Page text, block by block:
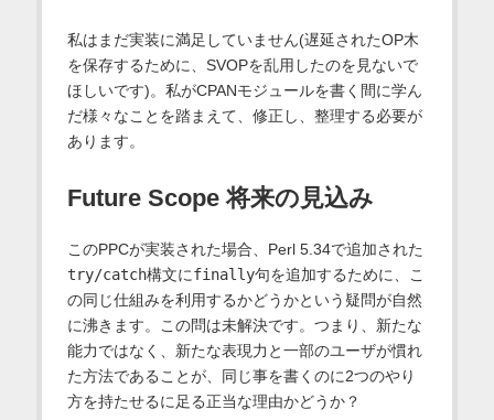
私はまだ実装に満足していません(遅延されたOP木
を保存するために、SVOPを乱用したのを見ないで
ほしいです)。私がCPANモジュールを書く間に学ん
だ様々なことを踏まえて、修正し、整理する必要が
あります。
Future Scope 将来の見込み
このPPCが実装された場合、Perl 5.34で追加された
try/catch構文にfinally句を追加するために、こ
の同じ仕組みを利用するかどうかという疑問が自然
に沸きます。この問は未解決です。つまり、新たな
能力ではなく、新たな表現力と一部のユーザが慣れ
た方法であることが、同じ事を書くのに2つのやり
方を持たせるに足る正当な理由かどうか？